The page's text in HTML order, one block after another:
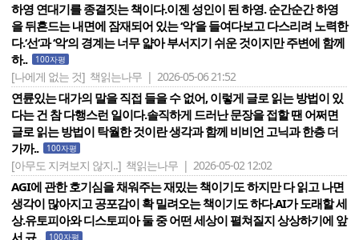
하영 연대기를 종결짓는 책이다.이젠 성인이 된 하영. 순간순간 하영
을 뒤흔드는 내면에 잠재되어 있는 ‘악‘을 들여다보고 다스리려 노력한
다.‘선‘과 ‘악‘의 경계는 너무 얇아 부서지기 쉬운 것이지만 주변에 함께
하..
100자평
[나에게 없는 것] 책읽는나무 | 2026-05-06 21:52
연륜있는 대가의 말을 직접 들을 수 없어, 이렇게 글로 읽는 방법이 있
다는 건 참 다행스런 일이다.솔직하게 드러난 문장을 접할 땐 어쩌면
글로 읽는 방법이 탁월한 것이란 생각과 함께 비비언 고닉과 한층 더
가까..
100자평
[아무도 지켜보지 않지..] 책읽는나무 | 2026-05-02 12:02
AGI에 관한 호기심을 채워주는 재밌는 책이기도 하지만 다 읽고 나면
생각이 많아지고 공포감이 확 밀려오는 책이기도 하다.AI가 도래할 세
상.유토피아와 디스토피아 둘 중 어떤 세상이 펼쳐질지 상상하기에 앞
100자평